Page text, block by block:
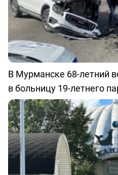
В Мурманске 68-летний
в больницу 19-летнего